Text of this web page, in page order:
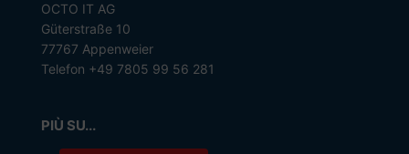
OCTO IT AG
Güterstraße 10
77767 Appenweier
Telefon +49 7805 99 56 281
PIÙ SU...